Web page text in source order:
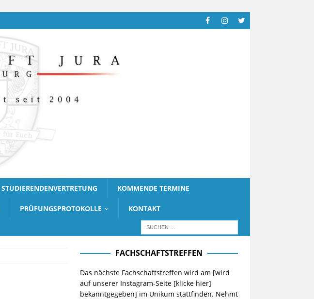
STUDIERENDENVERTRETUNG KOMMENDE TERMINE
PRÜFUNGSPROTOKOLLE KONTAKT
FACHSCHAFTSTREFFEN
Das nächste Fachschaftstreffen wird am [wird
auf unserer Instagram-Seite [klicke hier]
bekanntgegeben] im Unikum stattfinden. Nehmt